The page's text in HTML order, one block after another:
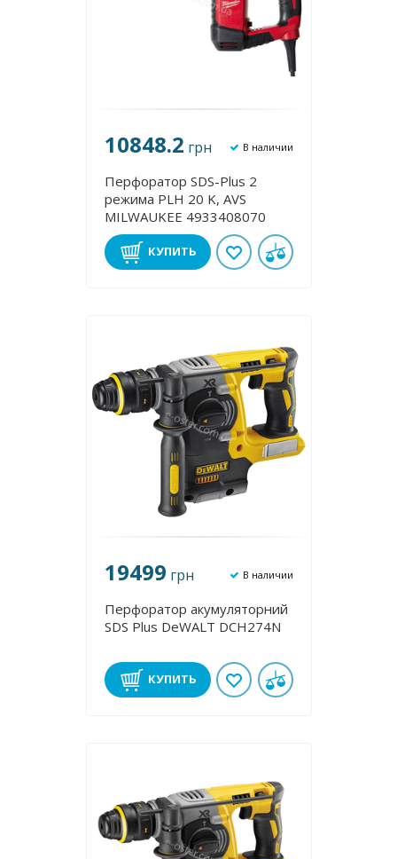
10848.2 грн В наличии
Перфоратор SDS-Plus 2
режима PLH 20 K, AVS
MILWAUKEE 4933408070
КУПИТЬ
19499 грн В наличии
Перфоратор акумуляторний
SDS Plus DeWALT DCH274N
КУПИТЬ